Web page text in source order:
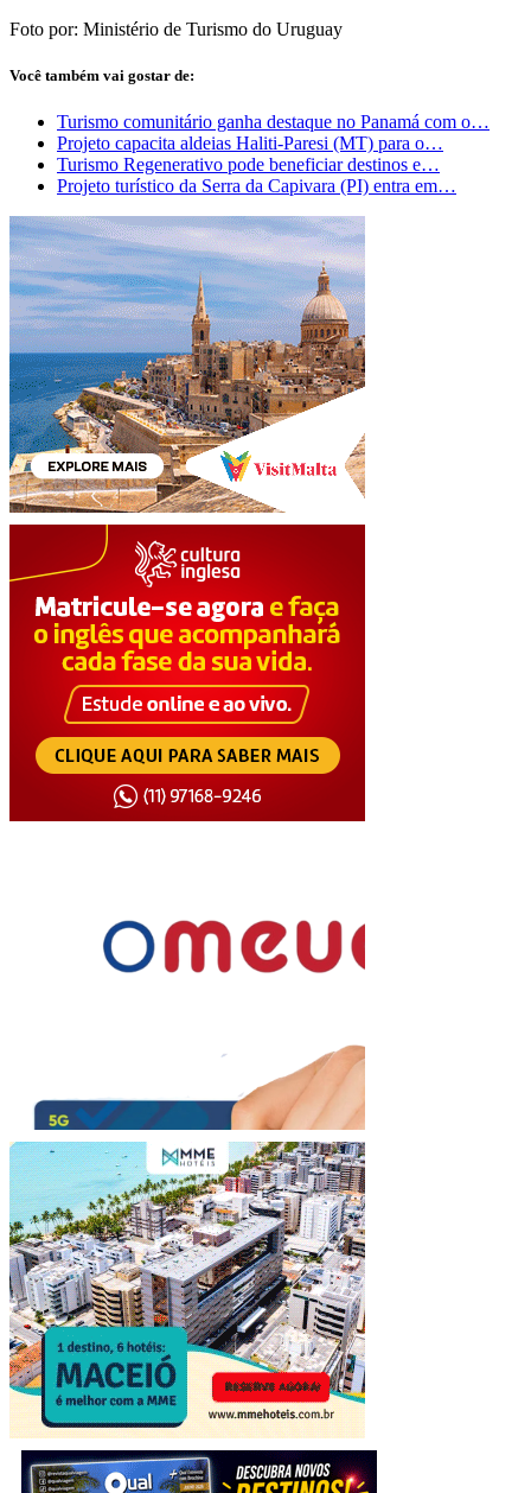
Foto por: Ministério de Turismo do Uruguay
Você também vai gostar de:
Turismo comunitário ganha destaque no Panamá com o…
Projeto capacita aldeias Haliti-Paresi (MT) para o…
Turismo Regenerativo pode beneficiar destinos e…
Projeto turístico da Serra da Capivara (PI) entra em…